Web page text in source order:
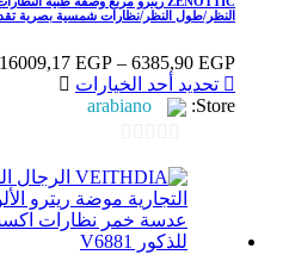
النظر/طول النظر/نظارات شمسية بصرية
6385,90 EGP
–
16009,17 EGP
تحديد أحد الخيارات
لهذا
المنتج.
يمكن
Store:
arabiano
out
of
5